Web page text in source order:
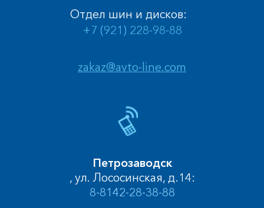
zakaz@avto-line.com
Отдел шин и дисков:
+7 (921) 228-98-88
Петрозаводск
, ул. Лососинская, д.14:
8-8142-28-38-88